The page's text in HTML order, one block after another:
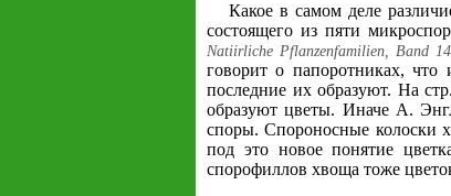
Какое в самом деле
состоящего из пяти
Natiirliche Pflanzenfamilien, Band
говорит о папоротниках,
последние их образуют. На
образуют цветы. Иначе А.
споры. Спороносные
под это новое понятие
спорофиллов хвоща тоже